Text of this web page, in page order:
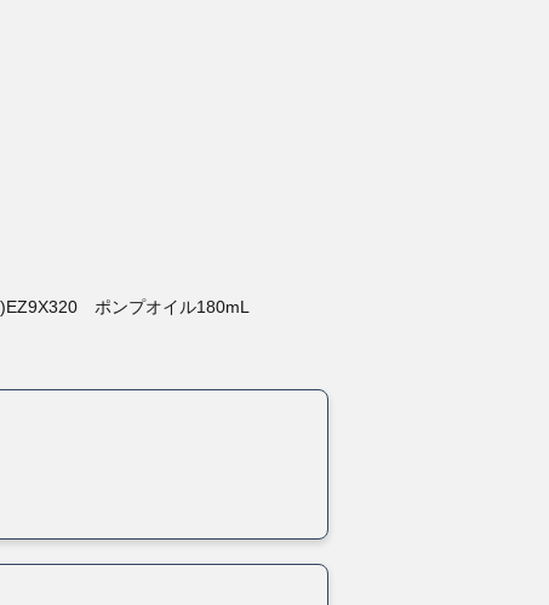
ポンプオイル180mL